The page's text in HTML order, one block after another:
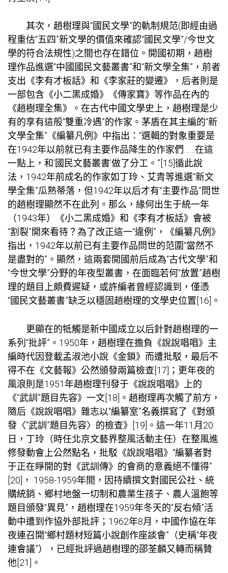
其次，趙樹理與“國民文學”的軌制規范(即經由過
程重估“五四”新文學的價值來確認“國民文學”/今世文
學的符合法規性)之間也存在錯位。開國初期，趙樹
理作品進選“中國國民文藝叢書”和“新文學全集”，前者
支出《李有才板話》和《李家莊的變遷》，后者則是
一部包含《小二黑成婚》《傳家寶》等作品在內的
《趙樹理全集》。在古代中國文學史上，趙樹理是少
有的享有這般“雙重冷遇”的作家。茅盾在其主編的“新
文學全集”《編纂凡例》中指出：“選輯的對象重要是
在1942年以前就已有主要作品降生的作家們……在這
一點上，和‘國民文藝叢書’做了分工。”[15]循此說
法，1942年前成名的作家如丁玲、艾青等進選“新文
學全集”瓜熟蒂落，但1942年以后才有“主要作品”問世
的趙樹理顯然不在此列。那么，緣何出生于統一年
（1943年）《小二黑成婚》和《李有才板話》會被
“割裂”開來看待？為了改正這一“違例”，《編纂凡例》
指出，1942年以前已有主要作品問世的范圍“當然不
是盡對的”。顯然，這兩套開國前后成為“古代文學”和
“今世文學”分野的年夜型叢書，在面臨若何“放置”趙樹
理的題目上頗費遲疑，或許編者曾經認識到，僅憑
“國民文藝叢書”缺乏以穩固趙樹理的文學史位置[16]。
更顯在的牴觸是新中國成立以后針對趙樹理的一
系列“批評”。1950年，趙樹理在擔負《說說唱唱》主
編時代因登載孟淑池小說《金鎖》而遭批駁，最后不
得不在《文藝報》公然頒發兩篇檢查[17]；更年夜的
風浪則是1951年趙樹理刊發于《說說唱唱》上的
《“武訓”題目先容》一文[18]。趙樹理再次觸了前方，
隨后《說說唱唱》雜志以“編纂室”名義撰寫了《對頒
發〈“武訓”題目先容〉的檢查》[19]。這一年11月20
日，丁玲（時任北京文藝界整風活動主任）在整風進
修發動會上公然點名，批駁《說說唱唱》“編纂者對
于正在睜開的對《武訓傳》的會商的意義絕不懂得”
[20]， 1958-1959年間，因持續撰文對國民公社、統
購統銷、鄉村地盤一切制和農業生孩子、農人溫飽等
題目頒發“異見”，趙樹理在1959年冬天的“反右傾”活
動中遭到作協外部批評；1962年8月，中國作協在年
夜連召開“鄉村題材短篇小說創作座談會”（史稱“年夜
連會議”），已經批評過趙樹理的邵荃麟又轉而稱贊
他[21]。